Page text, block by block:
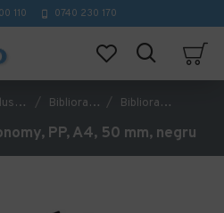
110 0740 230 170
si prezentare Bibliorafturi Biblioraft Esselte Economy, PP, A4, 50 mm, negru
PP, A4, 50 mm, negru